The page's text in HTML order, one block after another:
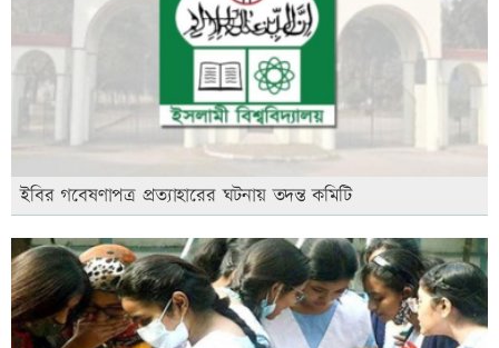
ইবির গবেষণাপত্র প্রত্যাহারের ঘটনায় তদন্ত কমিটি